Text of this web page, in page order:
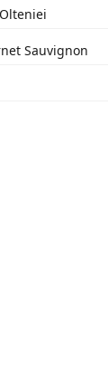
Sauvignon